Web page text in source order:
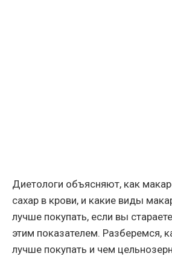
Диетологи объясняют, как
сахар в крови, и какие виды
лучше покупать, если вы
этим показателем. Разберемся,
лучше покупать и чем